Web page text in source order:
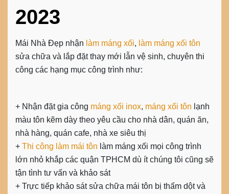
2023
Mái Nhà Đẹp nhận làm máng xối, làm máng xối tôn
sửa chữa và lắp đặt thay mới lẫn vệ sinh, chuyên thi
công các hạng mục công trình như:
+ Nhận đặt gia công máng xối inox, máng xối tôn lạnh
màu tôn kẽm dày theo yêu cầu cho nhà dân, quán ăn,
nhà hàng, quán cafe, nhà xe siêu thị
+ Thi công làm mái tôn làm máng xối mọi công trình
lớn nhỏ khắp các quận TPHCM dù ít chúng tôi cũng sẽ
tận tình tư vấn và khảo sát
+ Trực tiếp khảo sát sửa chữa mái tôn bị thấm dột và